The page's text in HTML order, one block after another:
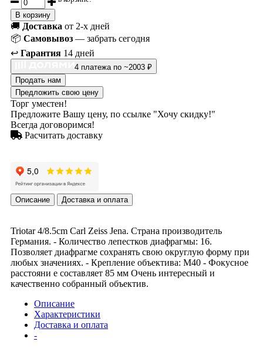
В корзину
🚚 Доставка от 2-х дней
📦 Самовывоз — забрать сегодня
↩️ Гарантия 14 дней
4 платежа по ~2003 ₽
Продать нам
Предложить свою цену
Торг уместен!
Предложите Вашу цену, по ссылке "Хочу скидку!"
Всегда договоримся!
Расчитать доставку
Описание Доставка и оплата
Triotar 4/8.5cm Carl Zeiss Jena. Страна производитель
Германия. - Количество лепестков диафрагмы: 16.
Позволяет диафрагме сохранять свою округлую форму при
любых значениях. - Крепление объектива: М40 - Фокусное
расстояни е составляет 85 мм Очень интересный и
качественно собранный объектив.
Описание
Характеристики
Доставка и оплата
-